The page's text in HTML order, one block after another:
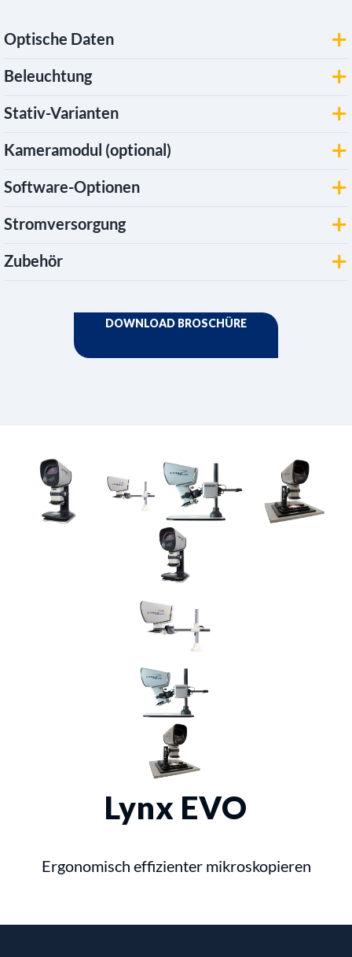
Optische Daten
Beleuchtung
Stativ-Varianten
Kameramodul (optional)
Software-Optionen
Stromversorgung
Zubehör
Lynx EVO
Ergonomisch effizienter mikroskopieren